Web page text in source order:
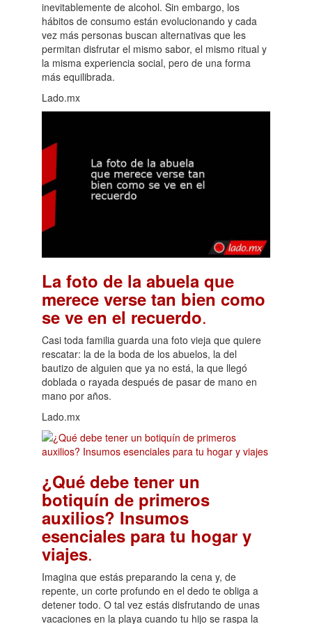
inevitablemente de alcohol. Sin embargo, los
hábitos de consumo están evolucionando y cada
vez más personas buscan alternativas que les
permitan disfrutar el mismo sabor, el mismo ritual y
la misma experiencia social, pero de una forma
más equilibrada.
Lado.mx
La foto de la abuela que
merece verse tan bien como
se ve en el recuerdo.
Casi toda familia guarda una foto vieja que quiere
rescatar: la de la boda de los abuelos, la del
bautizo de alguien que ya no está, la que llegó
doblada o rayada después de pasar de mano en
mano por años.
Lado.mx
¿Qué debe tener un
botiquín de primeros
auxilios? Insumos
esenciales para tu hogar y
viajes.
Imagina que estás preparando la cena y, de
repente, un corte profundo en el dedo te obliga a
detener todo. O tal vez estás disfrutando de unas
vacaciones en la playa cuando tu hijo se raspa la